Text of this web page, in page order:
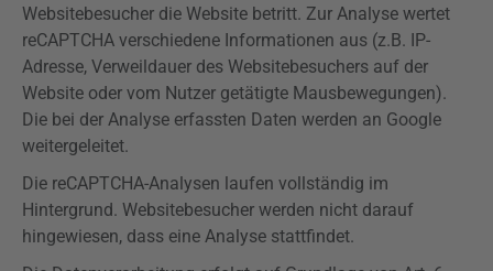
Websitebesucher die Website betritt. Zur Analyse wertet
reCAPTCHA verschiedene Informationen aus (z.B. IP-
Adresse, Verweildauer des Websitebesuchers auf der
Website oder vom Nutzer getätigte Mausbewegungen).
Die bei der Analyse erfassten Daten werden an Google
weitergeleitet.
Die reCAPTCHA-Analysen laufen vollständig im
Hintergrund. Websitebesucher werden nicht darauf
hingewiesen, dass eine Analyse stattfindet.